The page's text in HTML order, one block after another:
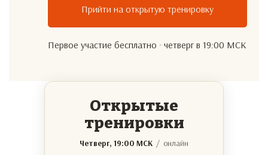
Прийти на открытую тренировку
Первое участие бесплатно · четверг в 19:00 МСК
Открытые
тренировки
Четверг, 19:00 МСК / онлайн